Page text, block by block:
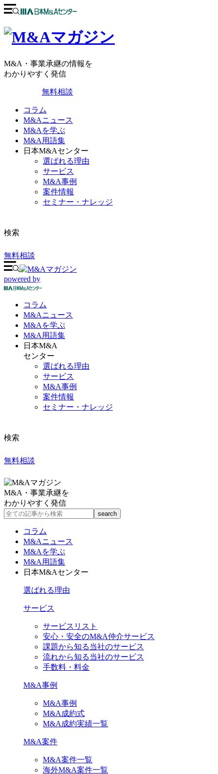
M&A・事業承継の情報を
わかりやすく発信
無料相談
コラム
M&Aニュース
M&Aを学ぶ
M&A用語集
日本M&Aセンター
選ばれる理由
サービス
M&A事例
案件情報
セミナー・ナレッジ
検索
無料相談
powered by
コラム
M&Aニュース
M&Aを学ぶ
M&A 用語集
日本M&A
センター
選ばれる理由
サービス
M&A事例
案件情報
セミナー・ナレッジ
検索
無料相談
M&A・事業承継を
わかりやすく発信
コラム
M&Aニュース
M&Aを学ぶ
M&A用語集
日本M&Aセンター
選ばれる理由
サービス
サービスリスト
安心・安全のM&A仲介サービス
課題から知る当社のサービス
流れから知る当社のサービス
手数料・料金
M&A事例
M&A事例
M&A成約式
M&A成約実績一覧
M&A案件
M&A案件一覧
海外M&A案件一覧